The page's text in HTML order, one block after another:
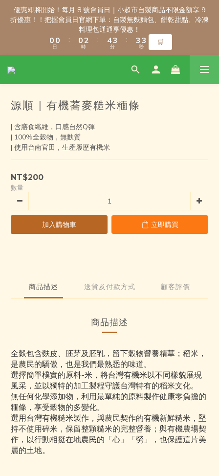
優惠即將開始！每月 8 號會員日｜小超市自製商品不限金額享 9
折優惠！！把握會員日官網下單：自製無麩麵包、餅乾甜點、冷凍
料理包通通享優惠！
3
2
0
3
2
0
日
:
3
2
1
0
5
4
3
2
1
時
:
7
6
5
4
3
0
6
5
4
3
2
分
:
6
5
4
3
2
0
6
5
3
2
秒
🛒
優惠即將開始！每月 8 號會員日｜小超市自製商品不限金額享 9
折優惠！！把握會員日官網下單：自製無麩麵包、餅乾甜點、冷凍
料理包通通享優惠！
3
2
0
3
2
0
日
:
3
2
1
0
5
4
3
2
1
時
:
7
6
5
4
3
0
6
5
4
3
2
分
:
6
5
4
3
2
0
6
5
3
2
秒
🛒
\ 免運門檻調整公告 / 6月1日起，常溫商品消費滿2,000免運！低溫
商品消費滿3,000免運！（僅限本島）
優惠即將開始！每月 8 號會員日｜小超市自製商品不限金額享 9
折優惠！！把握會員日官網下單：自製無麩麵包、餅乾甜點、冷凍
料理包通通享優惠！
9
7
6
5
4
1
9
7
6
5
4
1
日
9
7
6
5
4
1
9
7
6
3
1
時
9
8
5
4
3
1
7
4
2
0
分
7
4
2
0
7
4
2
1
0
秒
源順 | 有機蕎麥糙米糆條
| 含膳食纖維，口感自然Q彈
| 100%全穀物，無麩質
| 使用台南官田，生產履歷有機米
NT$200
數量
加入購物車 立即購買
商品描述 送貨及付款方式 顧客評價
商品描述
全穀包含麩皮、胚芽及胚乳，留下穀物營養精華；稻米，
是農民的驕傲，也是我們最熟悉的味道。
選擇簡單樸實的原料-米，將台灣有機米以不同樣貌展現
風采，並以獨特的加工製程守護台灣特有的稻米文化。
無任何化學添加物，利用最單純的原料製作健康零負擔的
糆條，享受穀物的多變化。
選用台灣有機糙米製作，與農民契作的有機新鮮糙米，堅
持不使用碎米，保留整顆糙米的完整營養；與有機農場契
作，以行動相挺在地農民的「心」「勞」，也保護這片美
麗的土地。